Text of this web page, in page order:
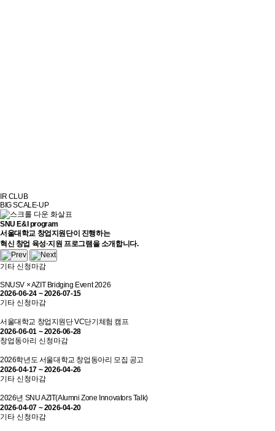
IR CLUB
BIG SCALE-UP
SNU E&I program
서울대학교 창업지원단이 진행하는
혁신 창업 육성·지원 프로그램을 소개합니다.
기타 신청마감
SNUSV × AZIT Bridging Event 2026
2026-06-24 ~ 2026-07-15
기타 신청마감
서울대학교 창업지원단 VC단기체험 캠프
2026-06-01 ~ 2026-06-28
창업동아리 신청마감
2026학년도 서울대학교 창업동아리 모집 공고
2026-04-17 ~ 2026-04-26
기타 신청마감
2026년 SNU AZIT(Alumni Zone Innovators Talk)
2026-04-07 ~ 2026-04-20
기타 신청마감